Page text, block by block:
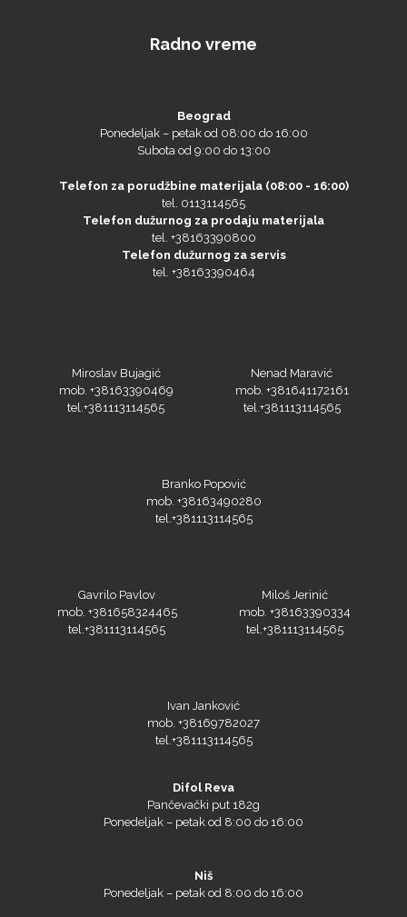
Radno vreme
Beograd
Ponedeljak – petak od 08:00 do 16:00
Subota od 9:00 do 13:00
Telefon za porudžbine materijala (08:00 - 16:00)
tel. 0113114565
Telefon dužurnog za prodaju materijala
tel. +38163390800
Telefon dužurnog za servis
tel. +38163390464
Miroslav Bujagić
mob. +38163390469
tel.+381113114565
Nenad Maravić
mob. +381641172161
tel.+381113114565
Branko Popović
mob. +38163490280
tel.+381113114565
Gavrilo Pavlov
mob. +381658324465
tel.+381113114565
Miloš Jerinić
mob. +38163390334
tel.+381113114565
Ivan Janković
mob. +38169782027
tel.+381113114565
Difol Reva
Pančevački put 182g
Ponedeljak – petak od 8:00 do 16:00
Niš
Ponedeljak – petak od 8:00 do 16:00